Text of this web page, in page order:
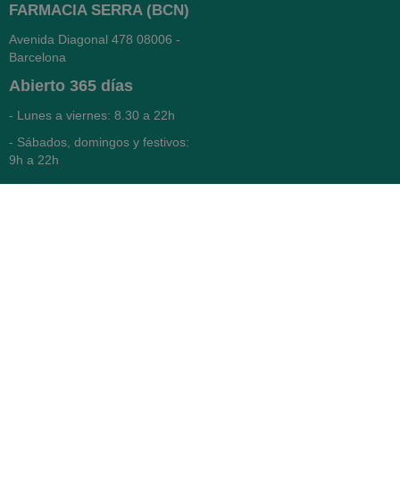
FARMACIA SERRA (BCN)
Avenida Diagonal 478 08006 -
Barcelona
Abierto 365 días
- Lunes a viernes: 8.30 a 22h
- Sábados, domingos y festivos:
9h a 22h